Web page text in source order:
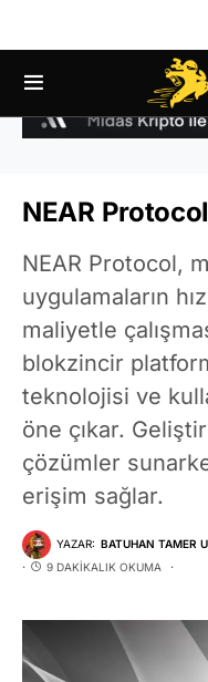
NEAR
NEAR Protocol,
uygulamaların
maliyetle
blokzincir
teknolojisi ve
öne çıkar.
çözümler
erişim sağlar.
YAZAR: BATUHAN TAMER
9 DAKIKALIK OKUMA